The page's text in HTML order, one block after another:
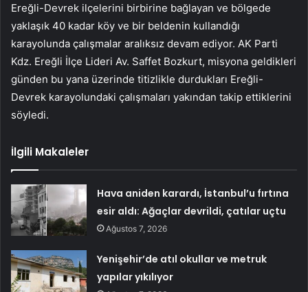
Ereğli-Devrek ilçelerini birbirine bağlayan ve bölgede
yaklaşık 40 kadar köy ve bir beldenin kullandığı
karayolunda çalışmalar aralıksız devam ediyor. AK Parti
Kdz. Ereğli İlçe Lideri Av. Saffet Bozkurt, misyona geldikleri
günden bu yana üzerinde titizlikle durdukları Ereğli-
Devrek karayolundaki çalışmaları yakından takip ettiklerini
söyledi.
İlgili Makaleler
Hava aniden karardı, İstanbul’u fırtına
esir aldı: Ağaçlar devrildi, çatılar uçtu
Ağustos 7, 2026
Yenişehir’de atıl okullar ve metruk
yapılar yıkılıyor